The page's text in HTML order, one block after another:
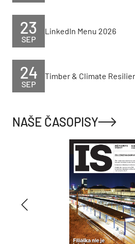
SEP
23 LinkedIn Menu 2026
SEP
24 Timber & Climate
NAŠE ČASOPISY